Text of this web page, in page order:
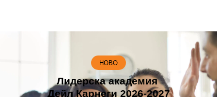
НОВО
Лидерска академия
Дейл Карнеги 2026-2027